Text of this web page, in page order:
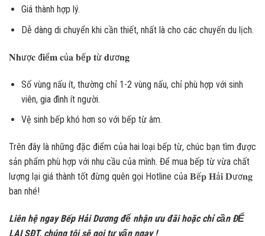
Giá thành hợp lý.
Dễ dàng di chuyển khi cần thiết, nhất là cho các chuyến du lịch.
𝐍𝐡ượ𝐜 đ𝐢ể𝐦 𝐜ủ𝐚 𝐛ế𝐩 𝐭ừ 𝐝ươ𝐧𝐠
Số vùng nấu ít, thường chỉ 1-2 vùng nấu, chỉ phù hợp với sinh
viên, gia đình ít người.
Vệ sinh bếp khó hơn so với bếp từ âm.
Trên đây là những đặc điểm của hai loại bếp từ, chúc bạn tìm được
sản phẩm phù hợp với nhu cầu của mình. Để mua bếp từ vừa chất
lượng lại giá thành tốt đừng quên gọi Hotline của 𝐁ế𝐩 𝐇ả𝐢 𝐃ươ𝐧𝐠
ban nhé!
Liên hệ ngay Bếp Hải Dương để nhận ưu đãi hoặc chỉ cần ĐỂ
LẠI SĐT, chúng tôi sẽ gọi tư vấn ngay !